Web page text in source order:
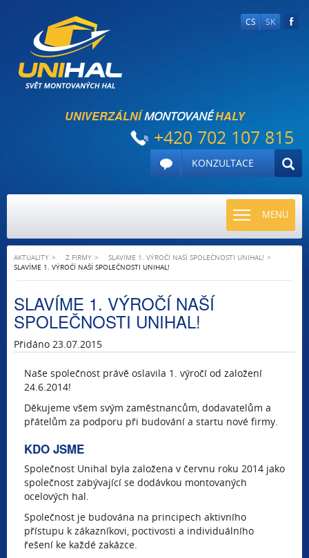
CS SK
UNIVERZÁLNÍMONTOVANÉHALY
+420 702 107 815
KONZULTACE
MENU
TOGGLE
AKTUALITY Z FIRMY
SLAVÍME 1. VÝROČÍ NAŠÍ SPOLEČNOSTI UNIHAL!
SLAVÍME 1. VÝROČÍ NAŠÍ SPOLEČNOSTI UNIHAL!
SLAVÍME 1. VÝROČÍ NAŠÍ
SPOLEČNOSTI UNIHAL!
Přidáno 23.07.2015
Naše společnost právě oslavila 1. výročí od založení
24.6.2014!
Děkujeme všem svým zaměstnancům, dodavatelům a
přátelům za podporu při budování a startu nové firmy.
KDO JSME
Společnost Unihal byla založena v červnu roku 2014 jako
společnost zabývající se dodávkou montovaných
ocelových hal.
Společnost je budována na principech aktivního
přístupu k zákazníkovi, poctivosti a individuálního
řešení ke každé zakázce.